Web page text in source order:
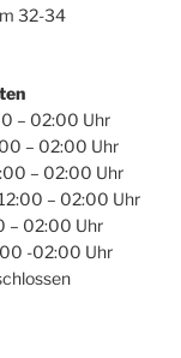
32-34
– 02:00 Uhr
– 02:00 Uhr
– 02:00 Uhr
– 02:00 Uhr
– 02:00 Uhr
-02:00 Uhr